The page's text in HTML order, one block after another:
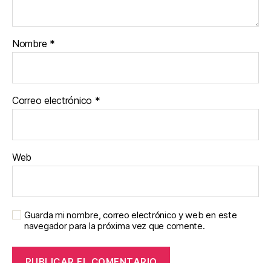
Nombre *
Correo electrónico *
Web
Guarda mi nombre, correo electrónico y web en este
navegador para la próxima vez que comente.